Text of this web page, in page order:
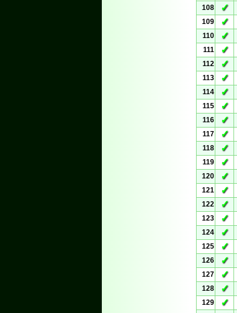
108
✓
109
✓
110
✓
111
✓
112
✓
113
✓
114
✓
115
✓
116
✓
117
✓
118
✓
119
✓
120
✓
121
✓
122
✓
123
✓
124
✓
125
✓
126
✓
127
✓
128
✓
129
✓